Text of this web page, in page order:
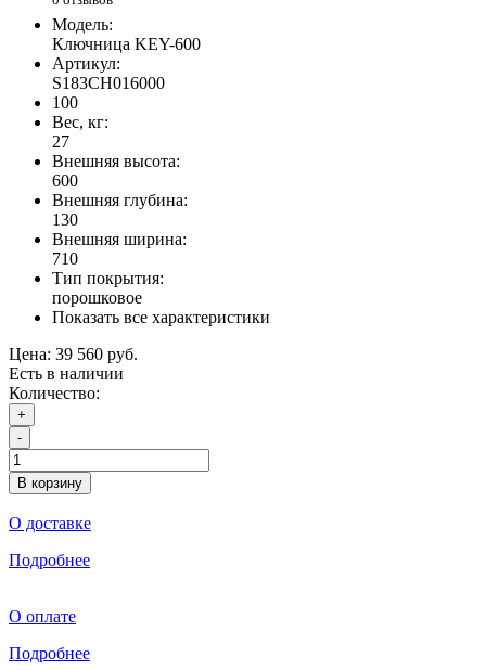
Модель:
Ключница KEY-600
Артикул:
S183CH016000
100
Вес, кг:
27
Внешняя высота:
600
Внешняя глубина:
130
Внешняя ширина:
710
Тип покрытия:
порошковое
Показать все характеристики
Цена: 39 560 руб.
Есть в наличии
Количество:
+
-
В корзину
О доставке
Подробнее
О оплате
Подробнее